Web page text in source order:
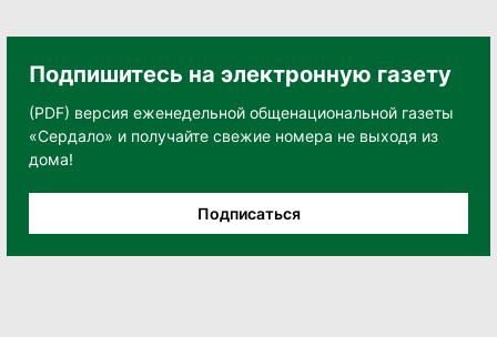
Подпишитесь на электронную газету
(PDF) версия еженедельной общенациональной газеты
«Сердало» и получайте свежие номера не выходя из
дома!
Подписаться